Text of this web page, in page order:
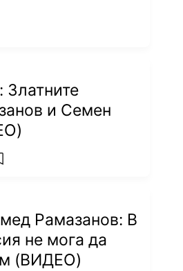
favorites
и Семен
favorites
Рамазанов: В
не мога да
(ВИДЕО)